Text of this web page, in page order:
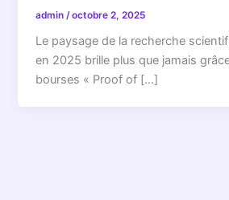
admin /octobre 2, 2025
Le paysage de la recherche
en 2025 brille plus que jamais
bourses « Proof of […]